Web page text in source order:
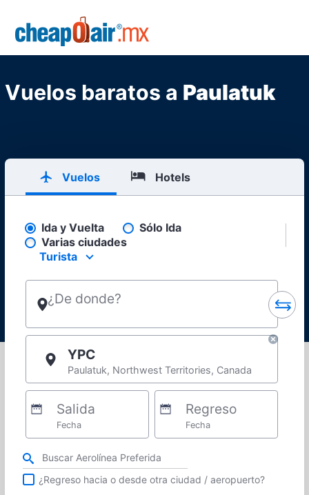
Skip to main content
Vuelos baratos a Paulatuk
Vuelos Hotels
Pick your flight type
Ida y Vuelta
Sólo Ida
Varias ciudades
Select your preferred seating class.
Turista
¿De donde?
YPC
Paulatuk, Northwest Territories, Canada
Salida
Fecha
Regreso
Fecha
Refina tu búsqueda por aerolínea, ciudad o aeropuerto o vuelos directos
¿Regreso hacia o desde otra ciudad / aeropuerto?